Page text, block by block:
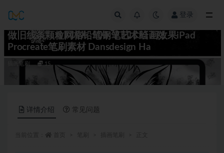
登录
做旧线条颗粒网格铅笔钢笔艺术绘画效果iPad
Procreate笔刷素材 Dansdesign Ha
插画笔刷 15
详情介绍 常见问题